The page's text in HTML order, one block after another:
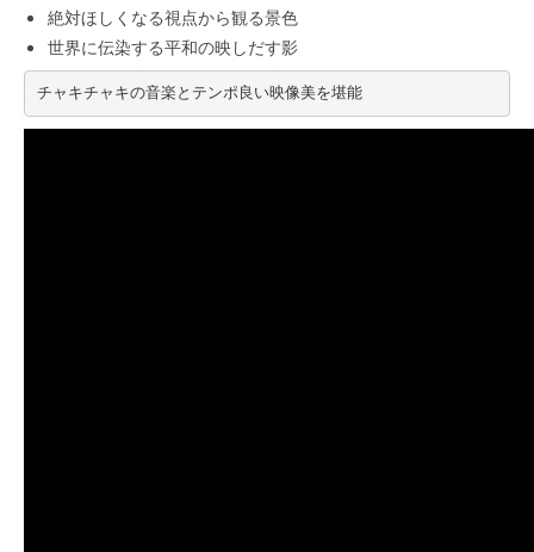
絶対ほしくなる視点から観る景色
世界に伝染する平和の映しだす影
チャキチャキの音楽とテンポ良い映像美を堪能